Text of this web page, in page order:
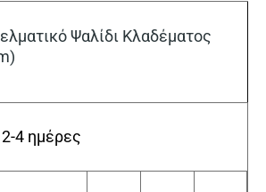
Ψαλίδι Κλαδέματος
4 ημέρες